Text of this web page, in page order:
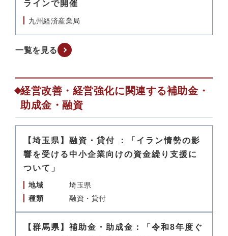
ラインで開催
九州経済産業局
一覧を見る
経営改善・経営強化に関連する補助金・
助成金・融資
【埼玉県】融資・貸付 ：「イラン情勢の影
響を受ける中小企業向けの資金繰り支援に
ついて」
地域
埼玉県
種類
融資・貸付
【群馬県】補助金・助成金：「令和8年度ぐ